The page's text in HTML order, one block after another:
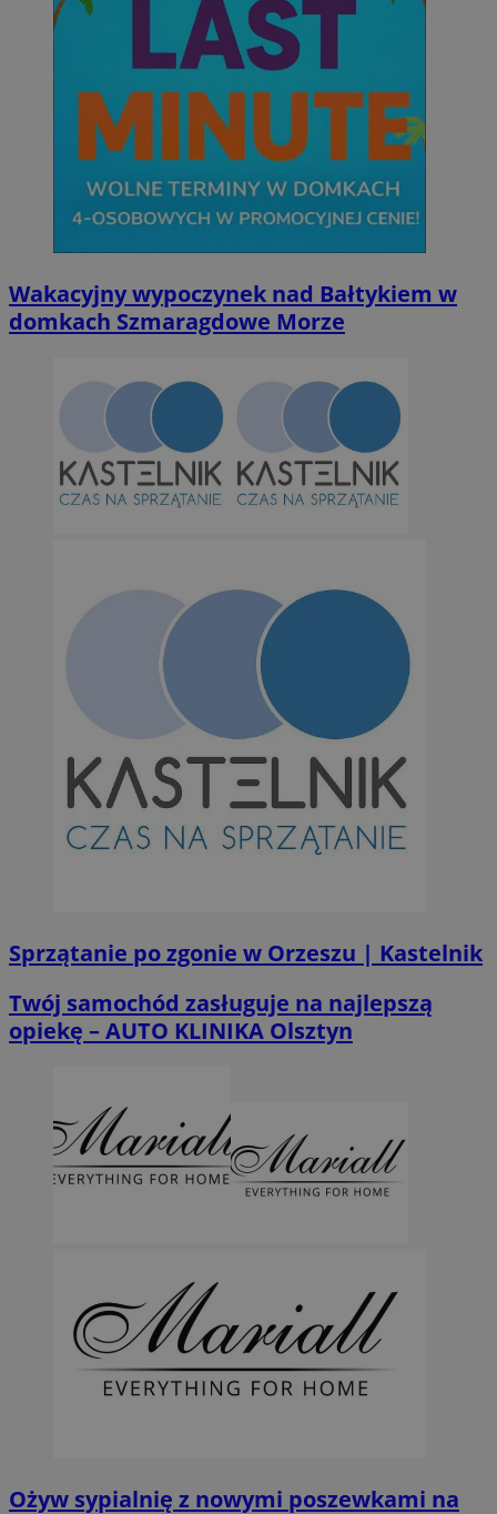
Wakacyjny wypoczynek nad Bałtykiem w
domkach Szmaragdowe Morze
Sprzątanie po zgonie w Orzeszu | Kastelnik
Twój samochód zasługuje na najlepszą
opiekę – AUTO KLINIKA Olsztyn
Ożyw sypialnię z nowymi poszewkami na